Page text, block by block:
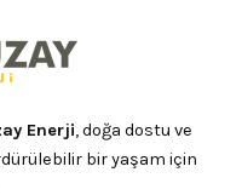
Enerji, doğa dostu ve
bir yaşam için